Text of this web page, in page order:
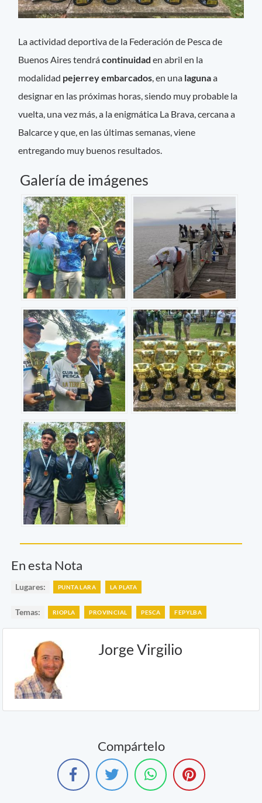
La actividad deportiva de la Federación de Pesca de
Buenos Aires tendrácontinuidaden abril en la
modalidad pejerrey embarcados, en una lagunaa
designar en las próximas horas, siendo muy probable la
vuelta, una vez más, a la enigmática La Brava, cercana a
Balcarce y que, en las últimas semanas, viene
entregando muy buenos resultados.
Galería de imágenes
En esta Nota
Lugares: PUNTA LARA LA PLATA
Temas: RIOPLA PROVINCIAL PESCA FEPYLBA
Jorge Virgilio
Compártelo